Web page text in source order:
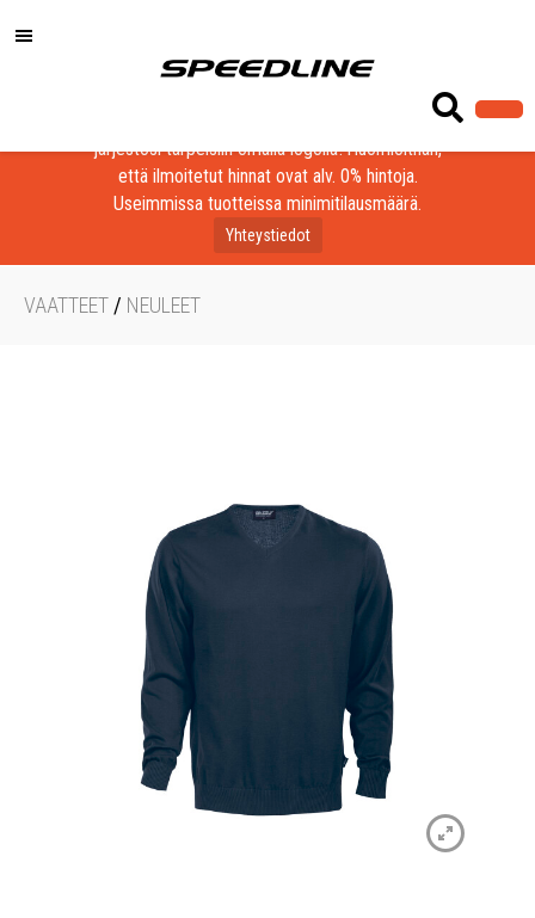
Löydä laadukkaat tuotteet yrityksesi, seurasi tai
järjestösi tarpeisiin omalla logolla! Huomioithan,
että ilmoitetut hinnat ovat alv. 0% hintoja.
Useimmissa tuotteissa minimitilausmäärä.
Yhteystiedot
VAATTEET / NEULEET